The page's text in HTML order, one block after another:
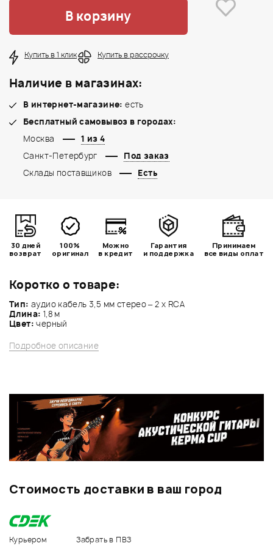
Коротко о товаре:
Тип: аудио кабель 3,5 мм стерео – 2 х RCA
Длина: 1,8 м
Цвет: черный
Подробное описание
В корзину
Купить в 1 клик Купить в рассрочку
Наличие в магазинах:
В интернет-магазине: есть
Бесплатный самовывоз в городах:
Москва
1 из 4
Санкт-Петербург
Под заказ
Склады поставщиков
Есть
30 дней
возврат
100%
оригинал
Можно
в кредит
Гарантия
и поддержка
Принимаем
все виды оплат
Стоимость доставки в ваш город
Курьером
Забрать в ПВЗ